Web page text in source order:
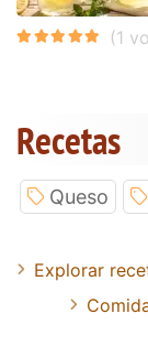
Recetas
Queso
Explorar